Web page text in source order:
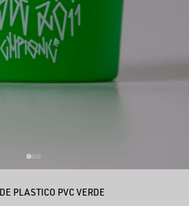
PLASTICO PVC VERDE